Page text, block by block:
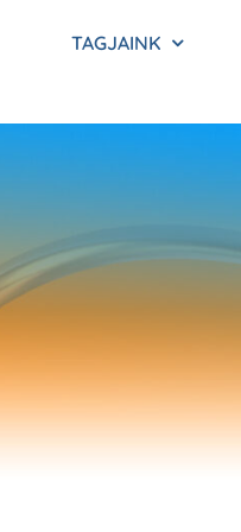
TAGJAINK